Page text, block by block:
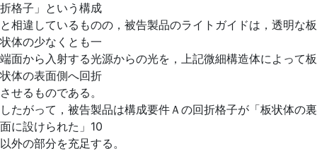
折格子」という構成
と相違しているものの，被告製品のライトガイドは，透明な板
状体の少なくとも一
端面から入射する光源からの光を，上記微細構造体によって板
状体の表面側へ回折
させるものである。
したがって，被告製品は構成要件Ａの回折格子が「板状体の裏
面に設けられた」10
以外の部分を充足する。